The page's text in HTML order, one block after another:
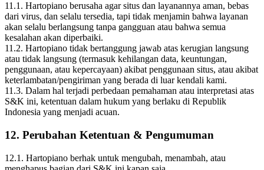
11.1. Hartopiano berusaha agar situs dan layanannya aman, bebas
dari virus, dan selalu tersedia, tapi tidak menjamin bahwa layanan
akan selalu berlangsung tanpa gangguan atau bahwa semua
kesalahan akan diperbaiki.
11.2. Hartopiano tidak bertanggung jawab atas kerugian langsung
atau tidak langsung (termasuk kehilangan data, keuntungan,
penggunaan, atau kepercayaan) akibat penggunaan situs, atau akibat
keterlambatan/pengiriman yang berada di luar kendali kami.
11.3. Dalam hal terjadi perbedaan pemahaman atau interpretasi atas
S&K ini, ketentuan dalam hukum yang berlaku di Republik
Indonesia yang menjadi acuan.
12. Perubahan Ketentuan & Pengumuman
12.1. Hartopiano berhak untuk mengubah, menambah, atau